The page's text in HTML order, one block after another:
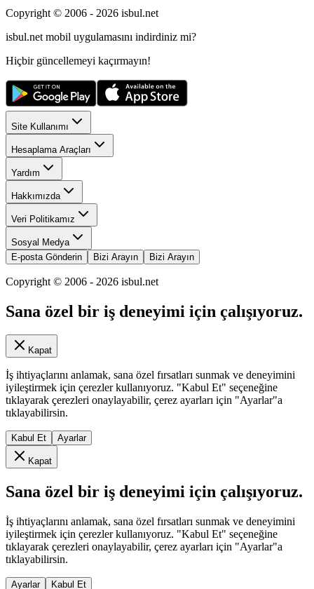
Copyright © 2006 - 2026 isbul.net
isbul.net mobil uygulamasını indirdiniz mi?
Hiçbir güncellemeyi kaçırmayın!
Site Kullanımı
Hesaplama Araçları
Yardım
Hakkımızda
Veri Politikamız
Sosyal Medya
E-posta Gönderin
Bizi Arayın Bizi Arayın
Copyright © 2006 - 2026 isbul.net
Sana özel bir iş deneyimi için çalışıyoruz.
Kapat
İş ihtiyaçlarını anlamak, sana özel fırsatları sunmak ve deneyimini
iyileştirmek için çerezler kullanıyoruz. "Kabul Et" seçeneğine
tıklayarak çerezleri onaylayabilir, çerez ayarları için "Ayarlar"a
tıklayabilirsin.
Kabul Et Ayarlar
Kapat
Sana özel bir iş deneyimi için çalışıyoruz.
İş ihtiyaçlarını anlamak, sana özel fırsatları sunmak ve deneyimini
iyileştirmek için çerezler kullanıyoruz. "Kabul Et" seçeneğine
tıklayarak çerezleri onaylayabilir, çerez ayarları için "Ayarlar"a
tıklayabilirsin.
Ayarlar Kabul Et